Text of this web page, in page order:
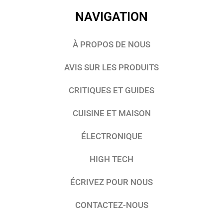
NAVIGATION
À PROPOS DE NOUS
AVIS SUR LES PRODUITS
CRITIQUES ET GUIDES
CUISINE ET MAISON
ÉLECTRONIQUE
HIGH TECH
ÉCRIVEZ POUR NOUS
CONTACTEZ-NOUS